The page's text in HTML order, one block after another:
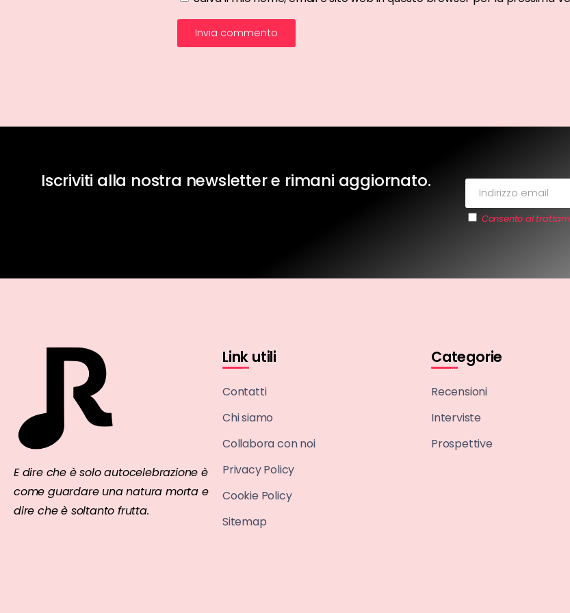
Iscriviti alla nostra newsletter e rimani aggiornato.
Consento al
E dire che è solo autocelebrazione è
come guardare una natura morta e
dire che è soltanto frutta.
Link utili
Contatti
Chi siamo
Collabora con noi
Privacy Policy
Cookie Policy
Sitemap
Categorie
Recensioni
Interviste
Prospettive